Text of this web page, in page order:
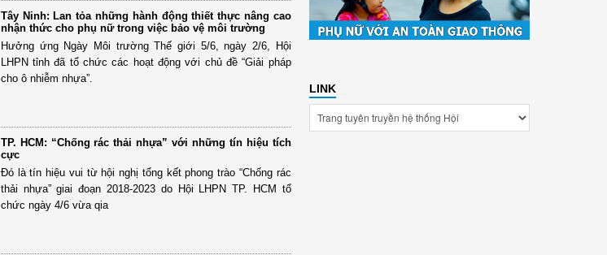
Tây Ninh: Lan tỏa những hành động thiết thực nâng cao
nhận thức cho phụ nữ trong việc bảo vệ môi trường
Hưởng ứng Ngày Môi trường Thế giới 5/6, ngày 2/6, Hội
LHPN tỉnh đã tổ chức các hoạt động với chủ đề “Giải pháp
cho ô nhiễm nhựa”.
TP. HCM: “Chống rác thải nhựa” với những tín hiệu tích
cực
Đó là tín hiệu vui từ hội nghị tổng kết phong trào “Chống rác
thải nhựa” giai đoạn 2018-2023 do Hội LHPN TP. HCM tổ
chức ngày 4/6 vừa qia
LINK